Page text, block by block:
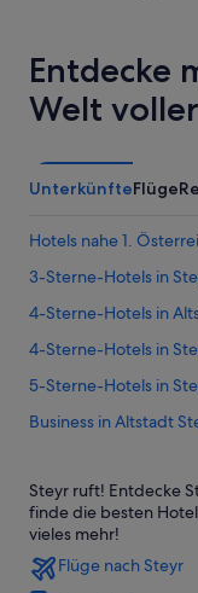
Entdecke
Welt
UnterkünfteFlüge
Hotels nahe 1.
3-Sterne-Hotels in
4-Sterne-Hotels in
4-Sterne-Hotels in
5-Sterne-Hotels in
Business in Altstadt
Altstadt Steyr Hotels
Hotels nahe
Hotels nahe Dunkelhof
Steyr ruft! Entdecke
finde die besten
vieles mehr!
Flüge nach Steyr